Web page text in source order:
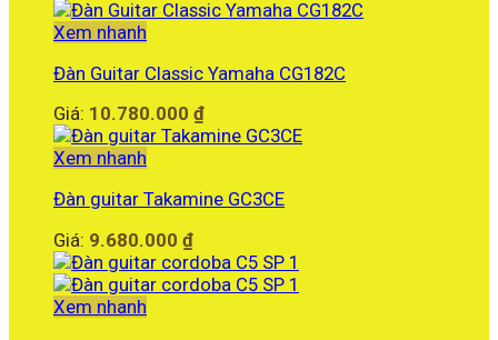
Xem nhanh
Đàn Guitar Classic Yamaha CG182C
Giá: 10.780.000 ₫
Xem nhanh
Đàn guitar Takamine GC3CE
Giá: 9.680.000 ₫
Xem nhanh